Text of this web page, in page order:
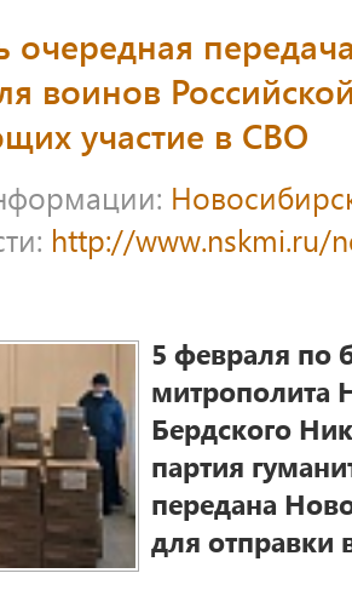
очередная
воинов
участие в СВО
http://www.nskmi.ru/
5 февраля по
митрополита
Бердского
партия
передана
для отправки